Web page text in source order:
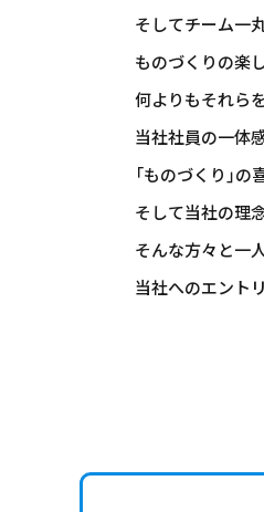
そしてチーム一
ものづくりの楽
何よりもそれら
当社社員の一体
「ものづくり」
そして当社の理
そんな方々と一
当社へのエント